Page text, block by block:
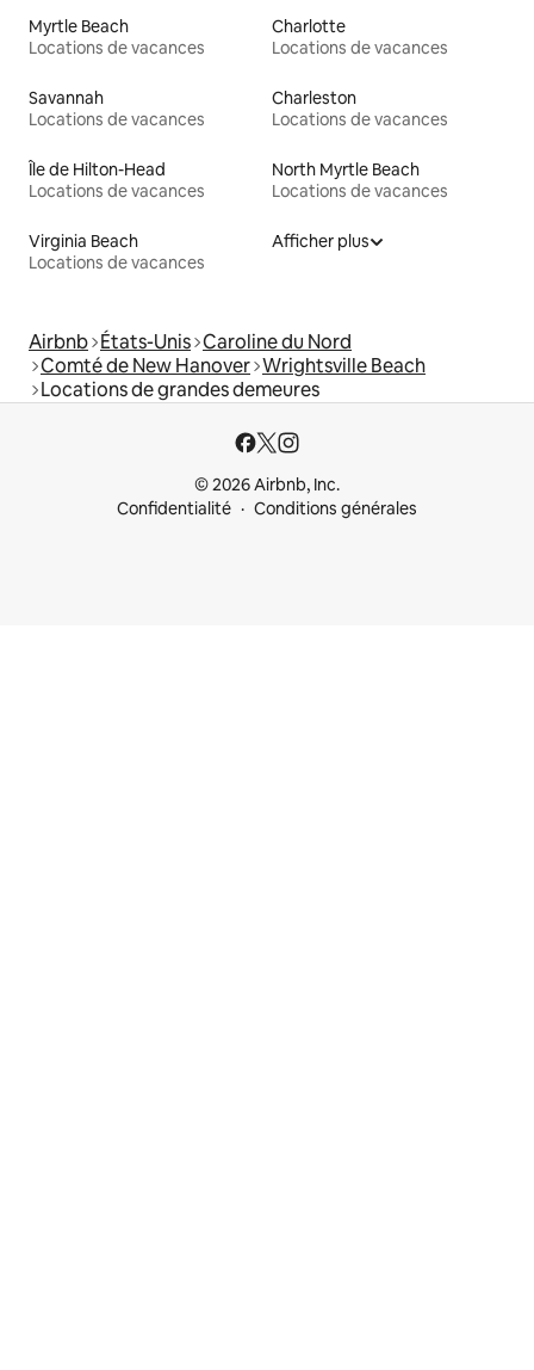
Myrtle Beach
Locations de vacances
Charlotte
Locations de vacances
Savannah
Locations de vacances
Charleston
Locations de vacances
Île de Hilton-Head
Locations de vacances
North Myrtle Beach
Locations de vacances
Virginia Beach
Locations de vacances
Afficher plus
Airbnb États-Unis Caroline du Nord
Comté de New Hanover Wrightsville Beach
Locations de grandes demeures
© 2026 Airbnb, Inc.
Confidentialité
Conditions générales